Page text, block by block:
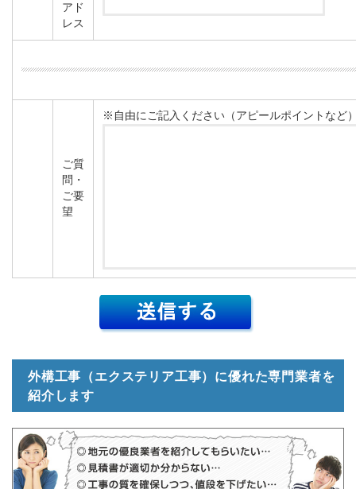
アド
レス
ご質
問・
ご要
望
※自由にご記入ください（アピールポイントなど
外構工事（エクステリア工事）に優れた専門業者を
紹介します